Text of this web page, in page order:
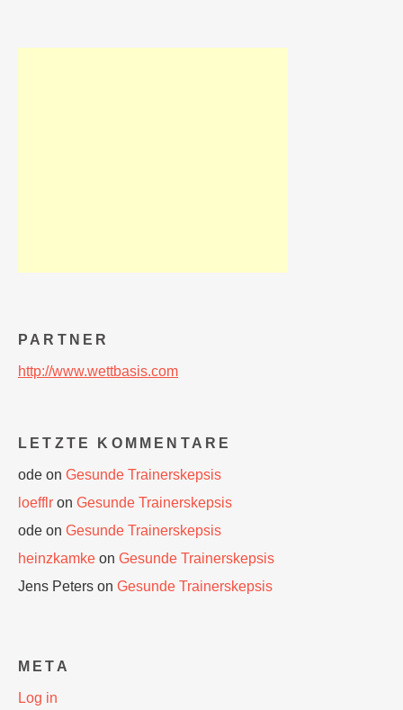
PARTNER
http://www.wettbasis.com
LETZTE KOMMENTARE
ode on Gesunde Trainerskepsis
loefflr on Gesunde Trainerskepsis
ode on Gesunde Trainerskepsis
heinzkamke on Gesunde Trainerskepsis
Jens Peters on Gesunde Trainerskepsis
META
Log in